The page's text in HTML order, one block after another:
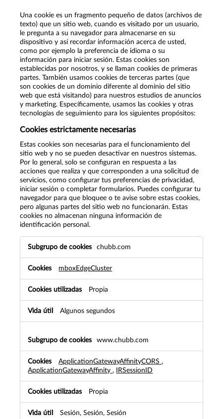
Una cookie es un fragmento pequeño de datos (archivos de
texto) que un sitio web, cuando es visitado por un usuario,
le pregunta a su navegador para almacenarse en su
dispositivo y así recordar información acerca de usted,
como por ejemplo la preferencia de idioma o su
información para iniciar sesión. Estas cookies son
establecidas por nosotros, y se llaman cookies de primeras
partes. También usamos cookies de terceras partes (que
son cookies de un dominio diferente al dominio del sitio
web que está visitando) para nuestros estudios de anuncios
y marketing. Específicamente, usamos las cookies y otras
tecnologías de seguimiento para los siguientes propósitos:
Cookies estrictamente necesarias
Estas cookies son necesarias para el funcionamiento del
sitio web y no se pueden desactivar en nuestros sistemas.
Por lo general, solo se configuran en respuesta a las
acciones que realiza y que corresponden a una solicitud de
servicios, como configurar tus preferencias de privacidad,
iniciar sesión o completar formularios. Puedes configurar tu
navegador para que bloquee o te avise sobre estas cookies,
pero algunas partes del sitio web no funcionarán. Estas
cookies no almacenan ninguna información de
identificación personal.
estrictamente
necesarias
chubb.com
mboxEdgeCluster
Propia
Algunos segundos
www.chubb.com
ApplicationGatewayAffinityCORS,
ApplicationGatewayAffinity, IRSessionID
Propia
Sesión, Sesión, Sesión